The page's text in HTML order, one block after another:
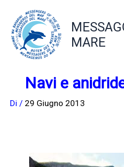
contenuto
MARE
Navi e
Di / 29 Giugno 2013